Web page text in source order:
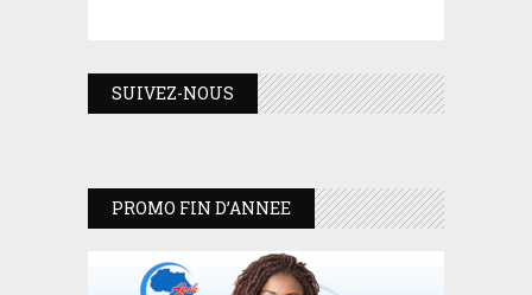
SUIVEZ-NOUS
PROMO FIN D’ANNEE